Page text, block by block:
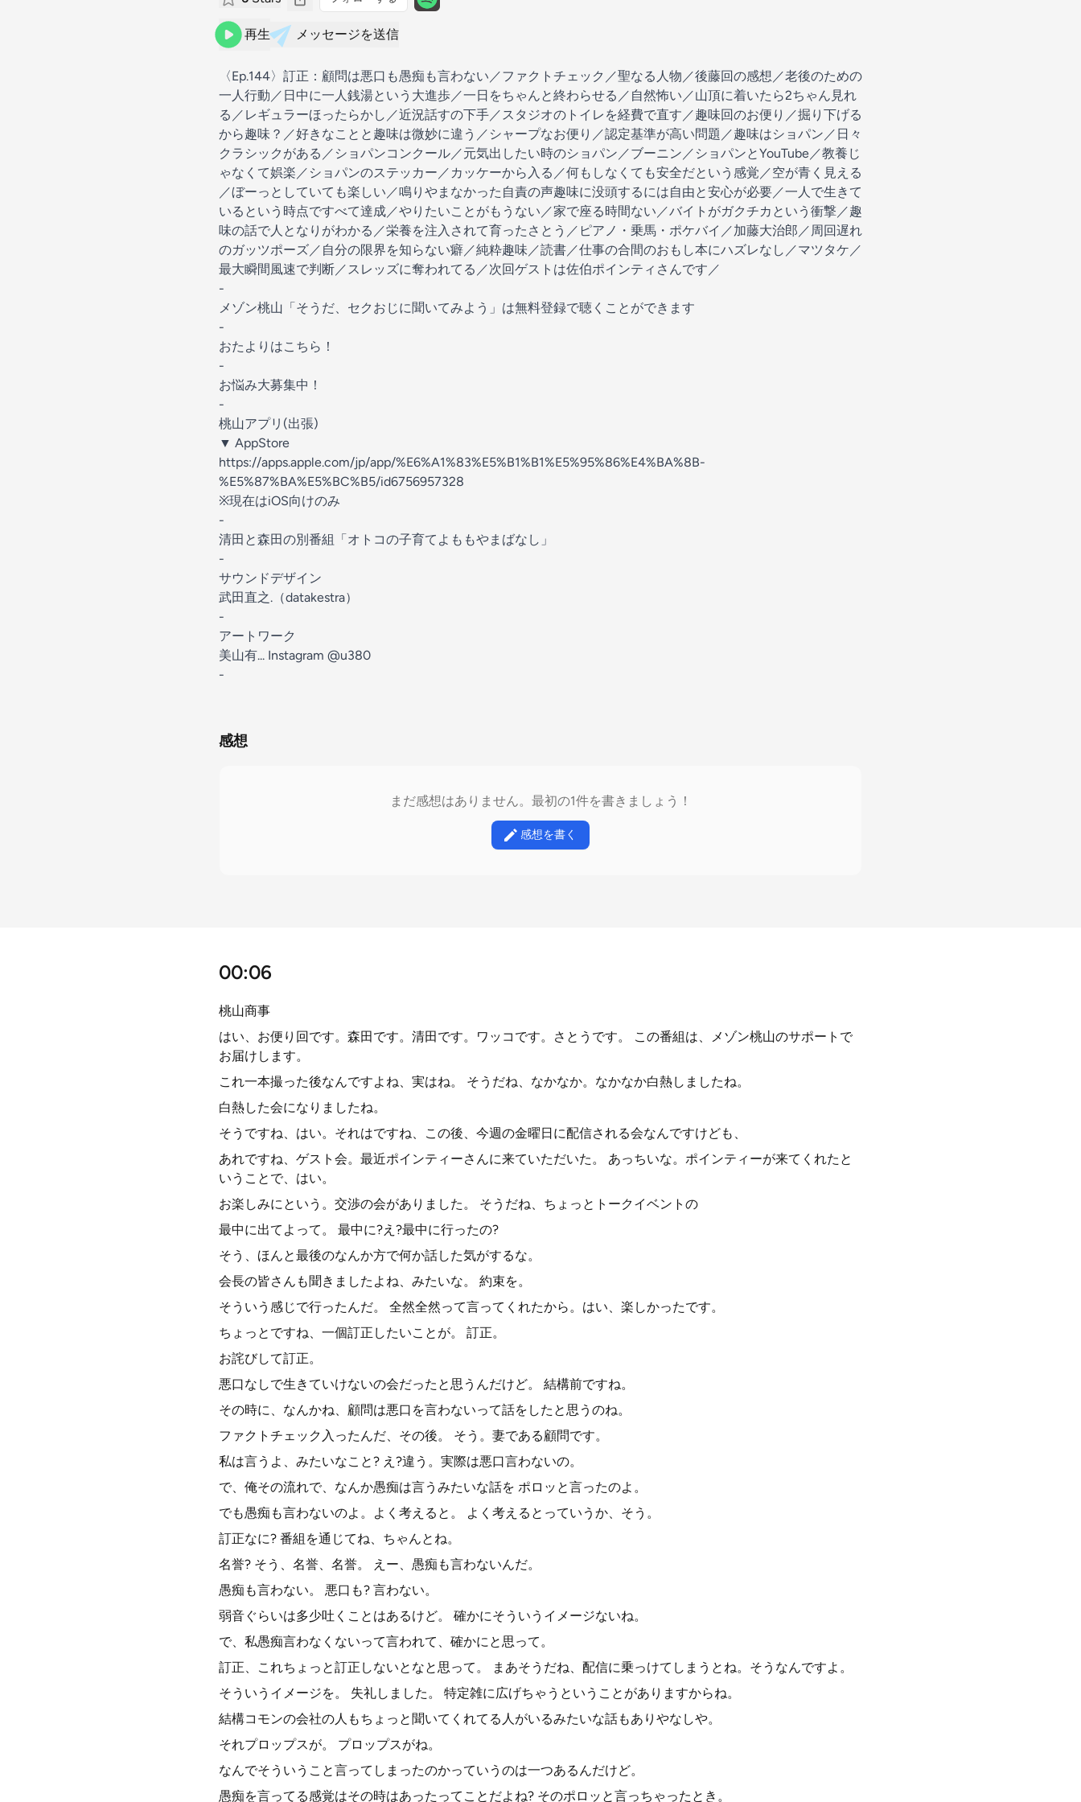
再生 メッセージを送信
〈Ep.144〉訂正：顧問は悪口も愚痴も言わない／ファクトチェック／聖なる人物／後藤回の感想／老後のための
一人行動／日中に一人銭湯という大進歩／一日をちゃんと終わらせる／自然怖い／山頂に着いたら2ちゃん見れ
る／レギュラーほったらかし／近況話すの下手／スタジオのトイレを経費で直す／趣味回のお便り／掘り下げる
から趣味？／好きなことと趣味は微妙に違う／シャープなお便り／認定基準が高い問題／趣味はショパン／日々
クラシックがある／ショパンコンクール／元気出したい時のショパン／ブーニン／ショパンとYouTube／教養じ
ゃなくて娯楽／ショパンのステッカー／カッケーから入る／何もしなくても安全だという感覚／空が青く見える
／ぼーっとしていても楽しい／鳴りやまなかった自責の声趣味に没頭するには自由と安心が必要／一人で生きて
いるという時点ですべて達成／やりたいことがもうない／家で座る時間ない／バイトがガクチカという衝撃／趣
味の話で人となりがわかる／栄養を注入されて育ったさとう／ピアノ・乗馬・ポケバイ／加藤大治郎／周回遅れ
のガッツポーズ／自分の限界を知らない癖／純粋趣味／読書／仕事の合間のおもし本にハズレなし／マツタケ／
最大瞬間風速で判断／スレッズに奪われてる／次回ゲストは佐伯ポインティさんです／
-
⁠⁠⁠⁠⁠⁠⁠⁠⁠⁠⁠⁠⁠⁠⁠⁠⁠⁠⁠⁠⁠⁠⁠⁠⁠⁠⁠⁠⁠⁠⁠⁠⁠⁠⁠⁠⁠⁠⁠⁠⁠⁠⁠⁠⁠⁠⁠⁠⁠⁠メゾン桃山⁠⁠⁠⁠⁠⁠⁠⁠⁠⁠⁠⁠⁠⁠⁠⁠⁠⁠⁠⁠⁠⁠⁠⁠⁠⁠⁠⁠⁠⁠⁠⁠⁠⁠⁠⁠⁠⁠⁠⁠⁠⁠⁠⁠⁠ 「そうだ、セクおじに聞いてみよう」は無料登録で聴くことができます
-
⁠⁠⁠⁠⁠⁠⁠⁠⁠⁠⁠⁠⁠⁠⁠⁠⁠⁠⁠⁠⁠⁠⁠⁠⁠⁠⁠⁠⁠⁠⁠⁠⁠⁠⁠⁠⁠おたよりはこちら！⁠⁠⁠⁠⁠⁠⁠⁠⁠⁠⁠⁠⁠⁠⁠⁠⁠⁠⁠⁠⁠⁠⁠⁠⁠⁠⁠⁠⁠⁠⁠⁠⁠⁠⁠⁠⁠
⁠-
⁠⁠⁠⁠⁠⁠⁠⁠⁠⁠⁠⁠⁠⁠⁠⁠⁠⁠⁠⁠⁠⁠⁠⁠⁠⁠⁠⁠⁠⁠⁠⁠⁠⁠⁠⁠⁠お悩み大募集中！⁠⁠⁠⁠⁠⁠⁠⁠⁠⁠⁠⁠⁠⁠⁠⁠⁠⁠⁠⁠⁠⁠⁠⁠⁠⁠⁠⁠⁠⁠⁠⁠⁠⁠⁠⁠⁠
-
桃山アプリ(出張)
▼ AppStore
⁠⁠⁠⁠⁠⁠⁠⁠⁠⁠⁠⁠⁠⁠⁠⁠⁠⁠⁠https://apps.apple.com/jp/app/%E6%A1%83%E5%B1%B1%E5%95%86%E4%BA%8B-
%E5%87%BA%E5%BC%B5/id6756957328⁠⁠⁠⁠⁠⁠⁠⁠⁠⁠⁠⁠⁠⁠⁠⁠⁠⁠⁠
※現在はiOS向けのみ
-
⁠⁠⁠⁠⁠⁠⁠⁠⁠⁠⁠⁠⁠⁠⁠⁠⁠⁠⁠⁠⁠⁠⁠⁠⁠⁠⁠⁠⁠⁠⁠⁠⁠⁠⁠⁠⁠⁠⁠⁠⁠清田と森田の別番組「オトコの子育てよももやまばなし」⁠⁠⁠⁠⁠⁠⁠⁠⁠⁠⁠⁠⁠⁠⁠⁠⁠⁠⁠⁠⁠⁠⁠⁠⁠⁠⁠⁠⁠⁠⁠⁠⁠⁠⁠⁠⁠⁠⁠⁠
-
サウンドデザイン
⁠⁠⁠⁠⁠⁠⁠⁠⁠⁠⁠⁠⁠⁠⁠⁠武田直之.（datakestra）⁠⁠⁠⁠⁠⁠⁠⁠⁠⁠⁠⁠⁠⁠⁠⁠
-
アートワーク
美山有... Instagram @u380
-
感想
まだ感想はありません。最初の1件を書きましょう！
感想を書く
00:06
桃山商事
はい、お便り回です。森田です。清田です。ワッコです。さとうです。 この番組は、メゾン桃山のサポートで
お届けします。
これ一本撮った後なんですよね、実はね。 そうだね、なかなか。なかなか白熱しましたね。
白熱した会になりましたね。
そうですね、はい。それはですね、この後、今週の金曜日に配信される会なんですけども、
あれですね、ゲスト会。最近ポインティーさんに来ていただいた。 あっちいな。ポインティーが来てくれたと
いうことで、はい。
お楽しみにという。交渉の会がありました。 そうだね、ちょっとトークイベントの
最中に出てよって。 最中に?え?最中に行ったの?
そう、ほんと最後のなんか方で何か話した気がするな。
会長の皆さんも聞きましたよね、みたいな。 約束を。
そういう感じで行ったんだ。 全然全然って言ってくれたから。はい、楽しかったです。
ちょっとですね、一個訂正したいことが。 訂正。
お詫びして訂正。
悪口なしで生きていけないの会だったと思うんだけど。 結構前ですね。
その時に、なんかね、顧問は悪口を言わないって話をしたと思うのね。
ファクトチェック入ったんだ、その後。 そう。妻である顧問です。
私は言うよ、みたいなこと? え?違う。実際は悪口言わないの。
で、俺その流れで、なんか愚痴は言うみたいな話を ポロッと言ったのよ。
でも愚痴も言わないのよ。よく考えると。 よく考えるとっていうか、そう。
訂正なに? 番組を通じてね、ちゃんとね。
名誉? そう、名誉、名誉。 えー、愚痴も言わないんだ。
愚痴も言わない。 悪口も? 言わない。
弱音ぐらいは多少吐くことはあるけど。 確かにそういうイメージないね。
で、私愚痴言わなくないって言われて、確かにと思って。
訂正、これちょっと訂正しないとなと思って。 まあそうだね、配信に乗っけてしまうとね。そうなんですよ。
そういうイメージを。 失礼しました。 特定雑に広げちゃうということがありますからね。
結構コモンの会社の人もちょっと聞いてくれてる人がいるみたいな話もありやなしや。
それプロップスが。 プロップスがね。
なんでそういうこと言ってしまったのかっていうのは一つあるんだけど。
愚痴を言ってる感覚はその時はあったってことだよね? そのポロッと言っちゃったとき。